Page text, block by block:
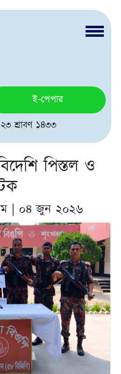
ই-পেপার
শ্রাবণ ১৪৩৩
পিস্তল ও
| ০৪ জুন ২০২৬